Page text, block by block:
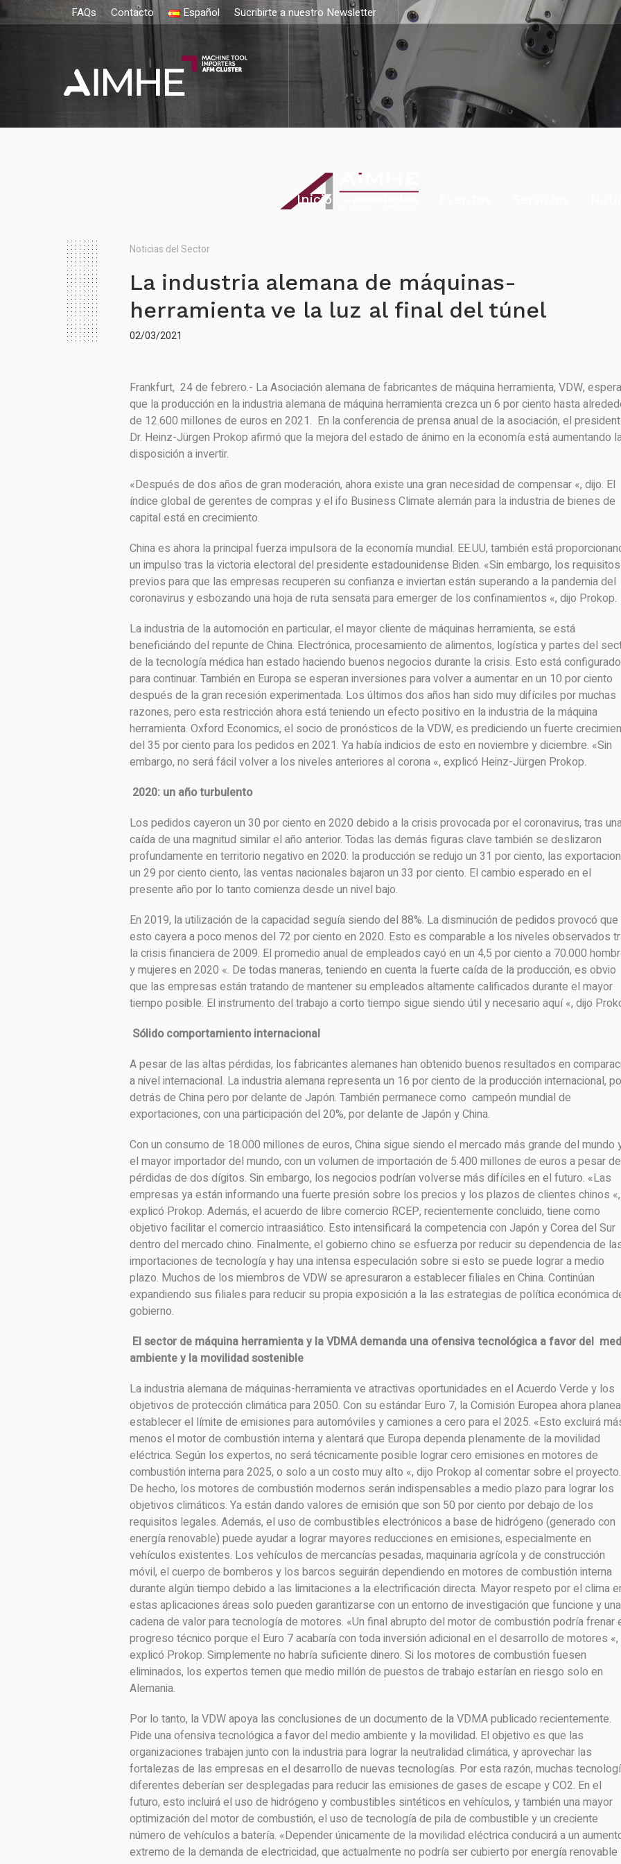
FAQs Contacto Español Sucribirte a nuestro Newsletter
Inicio
Noticias del Sector
La industria alemana de máquinas-
herramienta ve la luz al final del túnel
02/03/2021
Frankfurt, 24 de febrero.- La Asociación alemana de fabricantes de máquina herramienta, VDW, espera
que la producción en la industria alemana de máquina herramienta crezca un 6 por ciento hasta
de 12.600 millones de euros en 2021. En la conferencia de prensa anual de la asociación, el
Dr. Heinz-Jürgen Prokop afirmó que la mejora del estado de ánimo en la economía está aumentando
disposición a invertir.
«Después de dos años de gran moderación, ahora existe una gran necesidad de compensar «, dijo. El
índice global de gerentes de compras y el ifo Business Climate alemán para la industria de bienes de
capital está en crecimiento.
China es ahora la principal fuerza impulsora de la economía mundial. EE.UU, también está
un impulso tras la victoria electoral del presidente estadounidense Biden. «Sin embargo, los requisitos
previos para que las empresas recuperen su confianza e inviertan están superando a la pandemia del
coronavirus y esbozando una hoja de ruta sensata para emerger de los confinamientos «, dijo Prokop.
La industria de la automoción en particular, el mayor cliente de máquinas herramienta, se está
beneficiándo del repunte de China. Electrónica, procesamiento de alimentos, logística y partes del
de la tecnología médica han estado haciendo buenos negocios durante la crisis. Esto está configurado
para continuar. También en Europa se esperan inversiones para volver a aumentar en un 10 por ciento
después de la gran recesión experimentada. Los últimos dos años han sido muy difíciles por muchas
razones, pero esta restricción ahora está teniendo un efecto positivo en la industria de la máquina
herramienta. Oxford Economics, el socio de pronósticos de la VDW, es prediciendo un fuerte
del 35 por ciento para los pedidos en 2021. Ya había indicios de esto en noviembre y diciembre. «Sin
embargo, no será fácil volver a los niveles anteriores al corona «, explicó Heinz-Jürgen Prokop.
2020: un año turbulento
Los pedidos cayeron un 30 por ciento en 2020 debido a la crisis provocada por el coronavirus, tras
caída de una magnitud similar el año anterior. Todas las demás figuras clave también se deslizaron
profundamente en territorio negativo en 2020: la producción se redujo un 31 por ciento, las
un 29 por ciento ciento, las ventas nacionales bajaron un 33 por ciento. El cambio esperado en el
presente año por lo tanto comienza desde un nivel bajo.
En 2019, la utilización de la capacidad seguía siendo del 88%. La disminución de pedidos provocó que
esto cayera a poco menos del 72 por ciento en 2020. Esto es comparable a los niveles observados
la crisis financiera de 2009. El promedio anual de empleados cayó en un 4,5 por ciento a 70.000
y mujeres en 2020 «. De todas maneras, teniendo en cuenta la fuerte caída de la producción, es obvio
que las empresas están tratando de mantener su empleados altamente calificados durante el mayor
tiempo posible. El instrumento del trabajo a corto tiempo sigue siendo útil y necesario aquí «, dijo
Sólido comportamiento internacional
A pesar de las altas pérdidas, los fabricantes alemanes han obtenido buenos resultados en
a nivel internacional. La industria alemana representa un 16 por ciento de la producción internacional,
detrás de China pero por delante de Japón. También permanece como campeón mundial de
exportaciones, con una participación del 20%, por delante de Japón y China.
Con un consumo de 18.000 millones de euros, China sigue siendo el mercado más grande del mundo
el mayor importador del mundo, con un volumen de importación de 5.400 millones de euros a pesar
pérdidas de dos dígitos. Sin embargo, los negocios podrían volverse más difíciles en el futuro. «Las
empresas ya están informando una fuerte presión sobre los precios y los plazos de clientes chinos «,
explicó Prokop. Además, el acuerdo de libre comercio RCEP, recientemente concluido, tiene como
objetivo facilitar el comercio intraasiático. Esto intensificará la competencia con Japón y Corea del Sur
dentro del mercado chino. Finalmente, el gobierno chino se esfuerza por reducir su dependencia de
importaciones de tecnología y hay una intensa especulación sobre si esto se puede lograr a medio
plazo. Muchos de los miembros de VDW se apresuraron a establecer filiales en China. Continúan
expandiendo sus filiales para reducir su propia exposición a la las estrategias de política económica
gobierno.
El sector de máquina herramienta y la VDMA demanda una ofensiva tecnológica a favor del
ambiente y la movilidad sostenible
La industria alemana de máquinas-herramienta ve atractivas oportunidades en el Acuerdo Verde y los
objetivos de protección climática para 2050. Con su estándar Euro 7, la Comisión Europea ahora planea
establecer el límite de emisiones para automóviles y camiones a cero para el 2025. «Esto excluirá
menos el motor de combustión interna y alentará que Europa dependa plenamente de la movilidad
eléctrica. Según los expertos, no será técnicamente posible lograr cero emisiones en motores de
combustión interna para 2025, o solo a un costo muy alto «, dijo Prokop al comentar sobre el proyecto.
De hecho, los motores de combustión modernos serán indispensables a medio plazo para lograr los
objetivos climáticos. Ya están dando valores de emisión que son 50 por ciento por debajo de los
requisitos legales. Además, el uso de combustibles electrónicos a base de hidrógeno (generado con
energía renovable) puede ayudar a lograr mayores reducciones en emisiones, especialmente en
vehículos existentes. Los vehículos de mercancías pesadas, maquinaria agrícola y de construcción
móvil, el cuerpo de bomberos y los barcos seguirán dependiendo en motores de combustión interna
durante algún tiempo debido a las limitaciones a la electrificación directa. Mayor respeto por el clima
estas aplicaciones áreas solo pueden garantizarse con un entorno de investigación que funcione y una
cadena de valor para tecnología de motores. «Un final abrupto del motor de combustión podría frenar
progreso técnico porque el Euro 7 acabaría con toda inversión adicional en el desarrollo de motores «,
explicó Prokop. Simplemente no habría suficiente dinero. Si los motores de combustión fuesen
eliminados, los expertos temen que medio millón de puestos de trabajo estarían en riesgo solo en
Alemania.
Por lo tanto, la VDW apoya las conclusiones de un documento de la VDMA publicado recientemente.
Pide una ofensiva tecnológica a favor del medio ambiente y la movilidad. El objetivo es que las
organizaciones trabajen junto con la industria para lograr la neutralidad climática, y aprovechar las
fortalezas de las empresas en el desarrollo de nuevas tecnologías. Por esta razón, muchas
diferentes deberían ser desplegadas para reducir las emisiones de gases de escape y CO2. En el
futuro, esto incluirá el uso de hidrógeno y combustibles sintéticos en vehículos, y también una mayor
optimización del motor de combustión, el uso de tecnología de pila de combustible y un creciente
número de vehículos a batería. «Depender únicamente de la movilidad eléctrica conducirá a un
extremo de la demanda de electricidad, que actualmente no podría ser cubierto por energía renovable